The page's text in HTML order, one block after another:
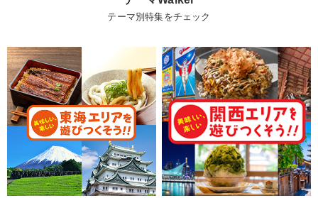
テーマ別特集をチェック